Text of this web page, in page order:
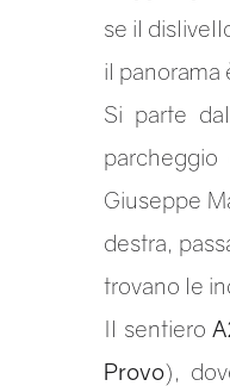
se il
il panorama
Si parte
Giuseppe
destra,
trovano le
Il sentiero
Provo),